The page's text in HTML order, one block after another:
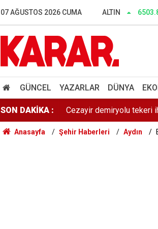
07 AĞUSTOS 2026 CUMA ALTIN
GÜNCEL YAZARLAR DÜNYA
SON DAKİKA :
Dalgıçlar bile işin
Tahliye edilen
Cezayir demiryolu tekeri
Günaydın YENİ Parti
Çerçeve yasa sonrası
Anasayfa Şehir Haberleri Aydın